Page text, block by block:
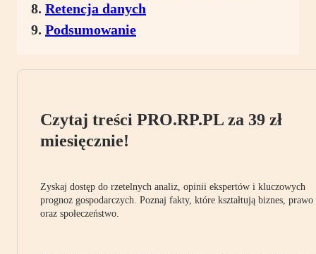
Retencja danych
Podsumowanie
Czytaj treści PRO.RP.PL za 39 zł
miesięcznie!
Zyskaj dostęp do rzetelnych analiz, opinii ekspertów i kluczowych
prognoz gospodarczych. Poznaj fakty, które kształtują biznes, prawo
oraz społeczeństwo.